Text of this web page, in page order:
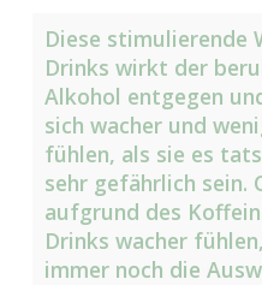
Diese stimulierende
Drinks wirkt der
Alkohol entgegen
sich wacher und
fühlen, als sie es
sehr gefährlich sein.
aufgrund des
Drinks wacher
immer noch die